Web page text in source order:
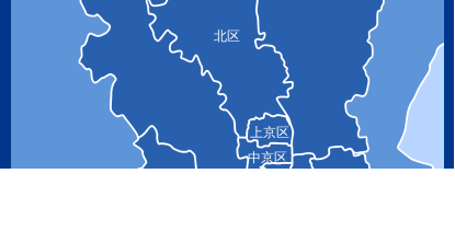
北区
上京区
中京区